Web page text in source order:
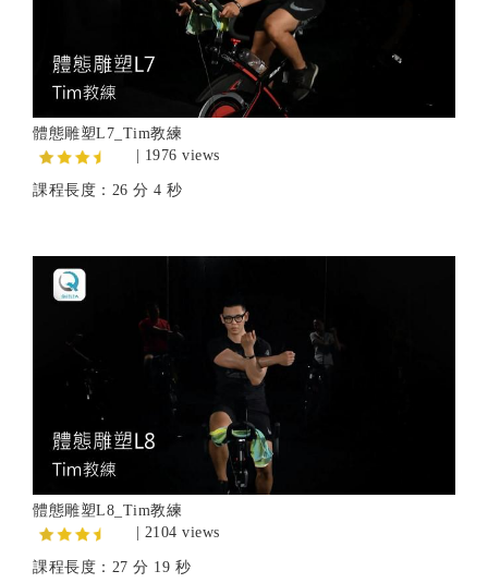
體態雕塑L7_Tim教練
| 1976 views
課程長度：26 分 4 秒
體態雕塑L8_Tim教練
| 2104 views
課程長度：27 分 19 秒